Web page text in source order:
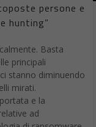
persone e
hunting”
Basta
principali
stanno diminuendo
mirati.
e la
ad